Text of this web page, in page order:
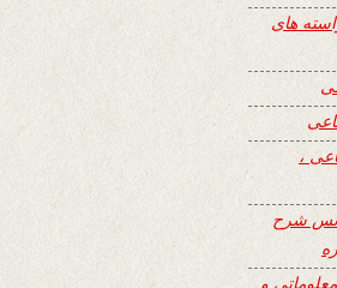
های
،
شرح
و